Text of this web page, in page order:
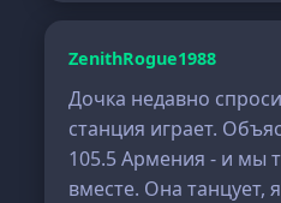
ZenithRogue1988
Дочка недавно
станция играет.
105.5 Армения - и мы
вместе. Она танцует,